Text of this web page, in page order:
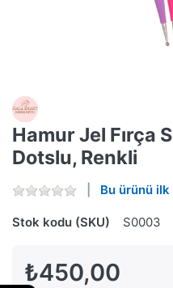
Hamur Jel Fırça
Dotslu, Renkli
Bu ürünü
Stok kodu (SKU) S0003
₺450,00